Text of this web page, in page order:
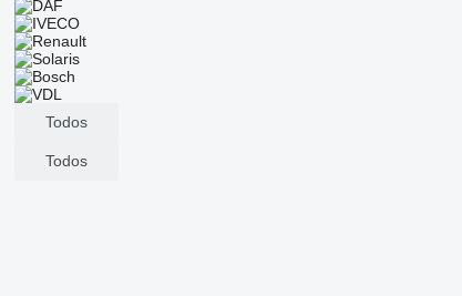
Todos
Todos